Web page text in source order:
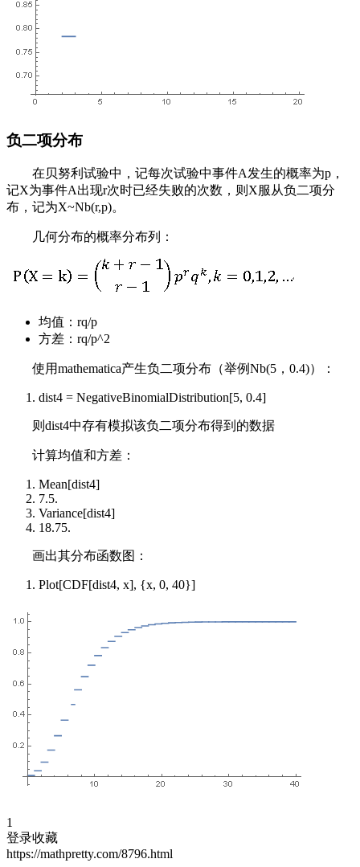
负二项分布
在贝努利试验中，记每次试验中事件A发生的概率为p，
记X为事件A出现r次时已经失败的次数，则X服从负二项分
布，记为X~Nb(r,p)。
几何分布的概率分布列：
均值：rq/p
方差：rq/p^2
使用mathematica产生负二项分布（举例Nb(5，0.4)）：
dist4 = NegativeBinomialDistribution[5, 0.4]
则dist4中存有模拟该负二项分布得到的数据
计算均值和方差：
Mean[dist4]
7.5.
Variance[dist4]
18.75.
画出其分布函数图：
Plot[CDF[dist4, x], {x, 0, 40}]
1
登录收藏
https://mathpretty.com/8796.html